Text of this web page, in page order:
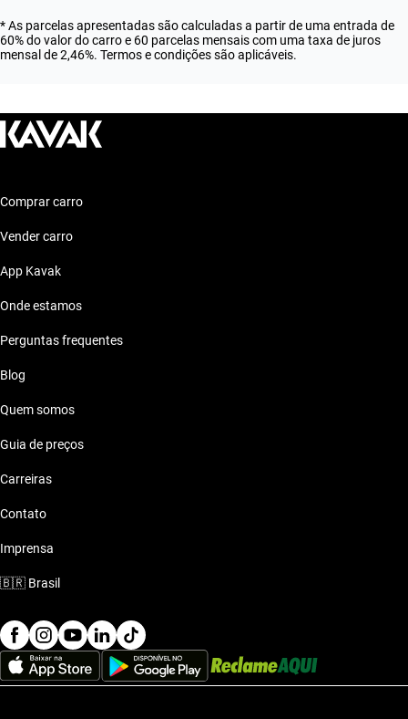
* As parcelas apresentadas são calculadas a partir de uma entrada de
60% do valor do carro e 60 parcelas mensais com uma taxa de juros
mensal de 2,46%. Termos e condições são aplicáveis.
Comprar carro
Vender carro
App Kavak
Onde estamos
Perguntas frequentes
Blog
Quem somos
Guia de preços
Carreiras
Contato
Imprensa
🇧🇷 Brasil